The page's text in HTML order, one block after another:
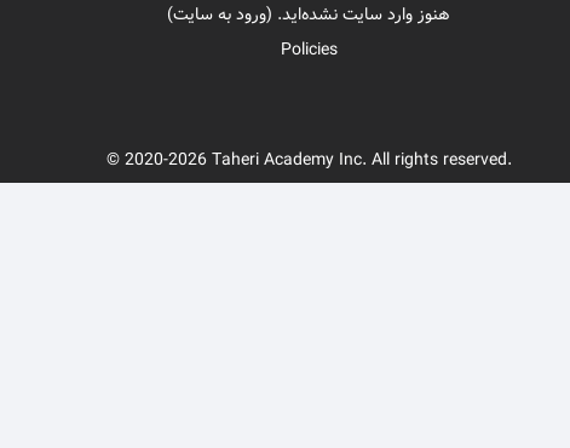
هنوز وارد سایت نشده‌اید. (ورود به سایت)
Policies
© 2020-2026 Taheri Academy Inc. All rights reserved.